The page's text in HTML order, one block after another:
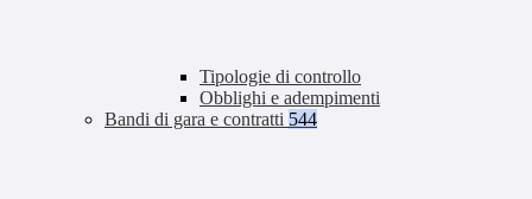
Tipologie di controllo
Obblighi e adempimenti
Bandi di gara e contratti 544